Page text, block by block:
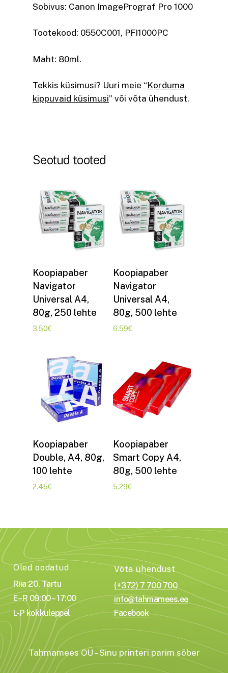
Sobivus: Canon ImagePrograf Pro 1000
Tootekood: 0550C001, PFI1000PC
Maht: 80ml.
Tekkis küsimusi? Uuri meie “Korduma
kippuvaid küsimusi” või võta ühendust.
Seotud tooted
Lisa korvi
Koopiapaber
Navigator
Universal A4,
80g, 250 lehte
3.50€
Lisa korvi
Koopiapaber
Navigator
Universal A4,
80g, 500 lehte
6.59€
Lisa korvi
Koopiapaber
Double, A4, 80g,
100 lehte
2.45€
Lisa korvi
Koopiapaber
Smart Copy A4,
80g, 500 lehte
5.29€
Oled oodatud
Riia 20, Tartu
E–R 09:00 – 17:00
L-P kokkuleppel
Võta ühendust
(+372) 7 700 700
info@tahmamees.ee
Facebook
Tahmamees OÜ – Sinu printeri parim sõber